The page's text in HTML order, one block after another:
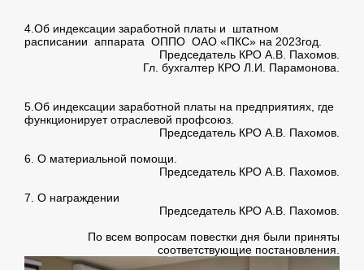
4.Об индексации заработной платы и штатном
расписании аппарата ОППО ОАО «ПКС» на 2023год.
Председатель КРО А.В. Пахомов.
Гл. бухгалтер КРО Л.И. Парамонова.
5.Об индексации заработной платы на предприятиях, где
функционирует отраслевой профсоюз.
Председатель КРО А.В. Пахомов.
6. О материальной помощи.
Председатель КРО А.В. Пахомов.
7. О награждении
Председатель КРО А.В. Пахомов.
По всем вопросам повестки дня были приняты
соответствующие постановления.